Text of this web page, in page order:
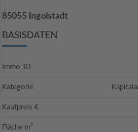
85055 Ingolstadt
BASISDATEN
Immo-ID
Kategorie
Kaufpreis €
Fläche m²